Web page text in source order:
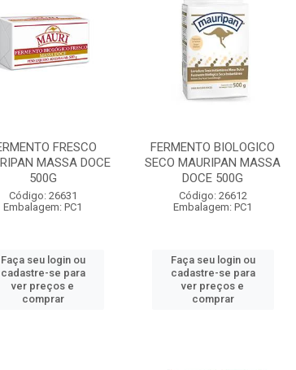
FRESCO
MASSA DOCE
500G
Código: 26631
Embalagem: PC1
Faça seu login ou
cadastre-se para
ver preços e
comprar
FERMENTO BIOLOGICO
SECO MAURIPAN MASSA
DOCE 500G
Código: 26612
Embalagem: PC1
Faça seu login ou
cadastre-se para
ver preços e
comprar